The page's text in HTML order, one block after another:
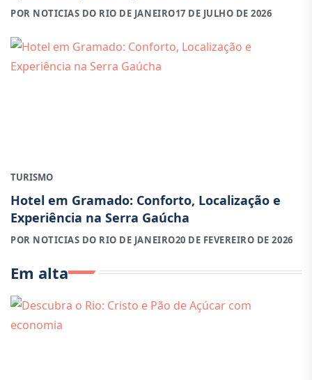
POR NOTICIAS DO RIO DE JANEIRO17 DE JULHO DE 2026
TURISMO
Hotel em Gramado: Conforto, Localização e
Experiência na Serra Gaúcha
POR NOTICIAS DO RIO DE JANEIRO20 DE FEVEREIRO DE 2026
Em alta